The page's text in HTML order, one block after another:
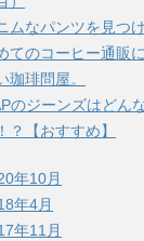
ムなパンツを見つ
てのコーヒー通販
珈琲問屋。
のジーンズはどん
？【おすすめ】
年10月
年4月
年11月